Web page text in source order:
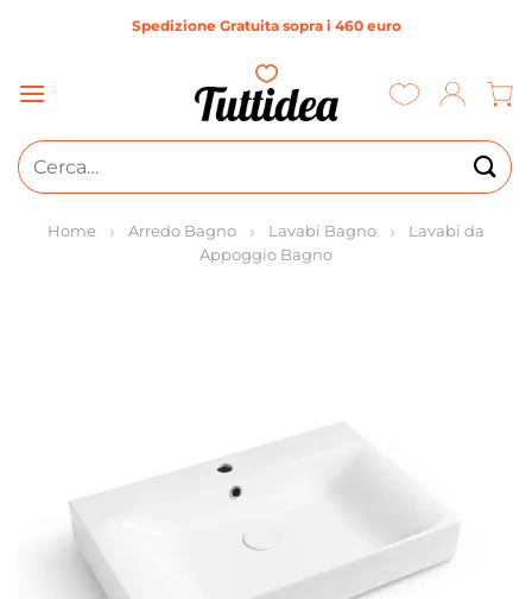
Spedizione Gratuita sopra i 460 euro
Cerca:
Home Arredo Bagno Lavabi Bagno
Lavabi da
Appoggio Bagno